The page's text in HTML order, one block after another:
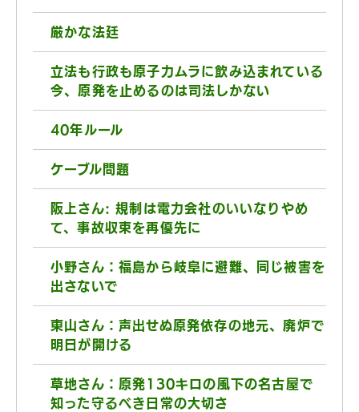
厳かな法廷
立法も行政も原子力ムラに飲み込まれている
今、原発を止めるのは司法しかない
40年ルール
ケーブル問題
阪上さん: 規制は電力会社のいいなりやめ
て、事故収束を再優先に
小野さん：福島から岐阜に避難、同じ被害を
出さないで
東山さん：声出せぬ原発依存の地元、廃炉で
明日が開ける
草地さん：原発130キロの風下の名古屋で
知った守るべき日常の大切さ